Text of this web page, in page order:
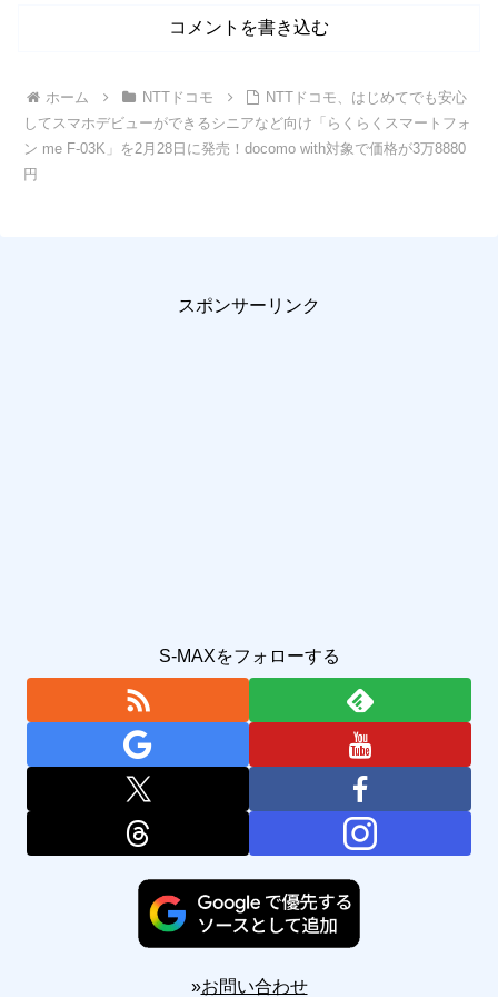
コメントを書き込む
ホーム NTTドコモ
NTTドコモ、はじめてでも安心
してスマホデビューができるシニアなど向け「らくらくスマートフォ
ン me F-03K」を2月28日に発売！docomo with対象で価格が3万8880
円
スポンサーリンク
S-MAXをフォローする
»お問い合わせ